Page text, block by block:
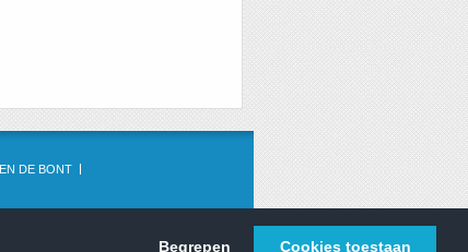
Begrepen Cookies toestaan
DE BONT
WISKUNDE.NET © 2013 - 2026